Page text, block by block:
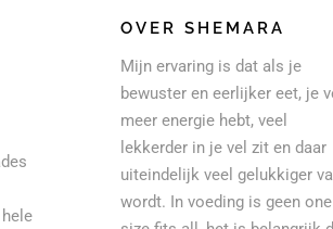
OVER SHEMARA
Mijn ervaring is dat als je
bewuster en eerlijker eet, je
meer energie hebt, veel
lekkerder in je vel zit en daar
uiteindelijk veel gelukkiger
wordt. In voeding is geen one